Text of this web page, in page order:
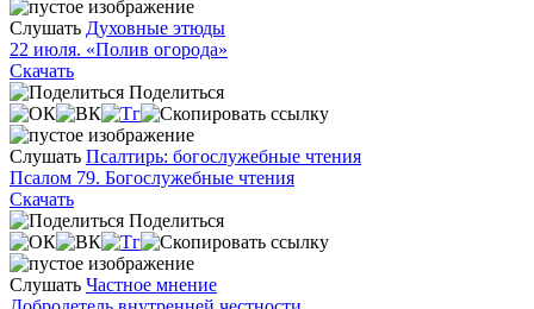
Слушать Духовные этюды
22 июля. «Полив огорода»
Скачать
Поделиться
Слушать Псалтирь: богослужебные чтения
Псалом 79. Богослужебные чтения
Скачать
Поделиться
Слушать Частное мнение